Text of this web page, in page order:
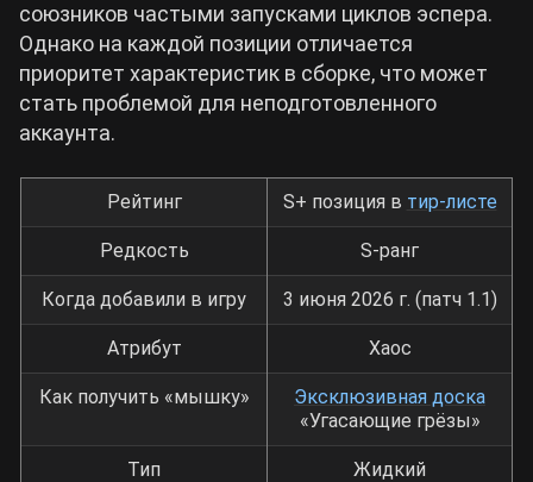
союзников частыми запусками циклов эспера.
Однако на каждой позиции отличается
приоритет характеристик в сборке, что может
стать проблемой для неподготовленного
аккаунта.
Рейтинг S+ позиция в тир-листе
Редкость S-ранг
Когда добавили в игру 3 июня 2026 г. (патч 1.1)
Атрибут Хаос
Как получить «мышку»
Эксклюзивная доска
«Угасающие грёзы»
Тип Жидкий